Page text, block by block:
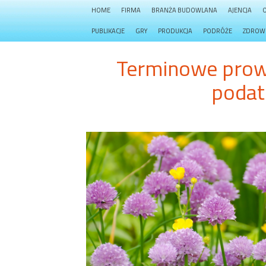
HOME FIRMA BRANŻA BUDOWLANA AJENCJA
PUBLIKACJE GRY PRODUKCJA PODRÓŻE
Terminowe